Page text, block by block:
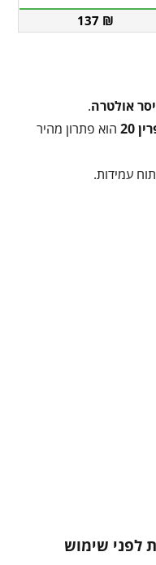
137 ₪
אולטרה.
20
הוא פתרון מהיר
עמידות.
לפני שימוש